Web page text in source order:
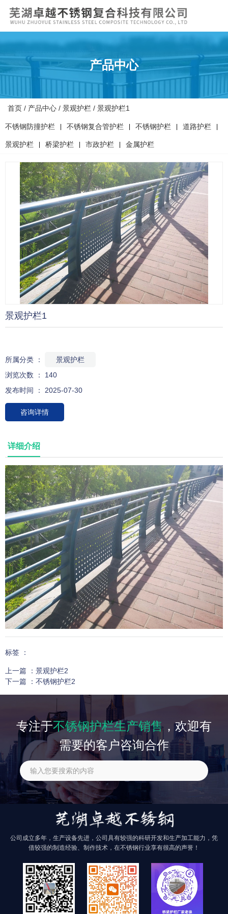
产品中心
首页 / 产品中心 / 景观护栏 / 景观护栏1
不锈钢防撞护栏 不锈钢复合管护栏 不锈钢护栏 道路护栏
景观护栏 桥梁护栏 市政护栏 金属护栏
景观护栏1
所属分类 ：
景观护栏
浏览次数 ： 140
发布时间 ： 2025-07-30
咨询详情
详细介绍
标签 ：
上一篇 ： 景观护栏2
下一篇 ： 不锈钢护栏2
相关产品
找不到任何内容
专注于不锈钢护栏生产销售，欢迎有
需要的客户咨询合作
公司成立多年，生产设备先进，公司具有较强的科研开发和生产加工能力，凭
借较强的制造经验、制作技术，在不锈钢行业享有很高的声誉！